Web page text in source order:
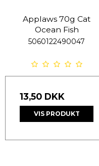
Applaws 70g Cat
Ocean Fish
5060122490047
13,50 DKK
VIS PRODUKT